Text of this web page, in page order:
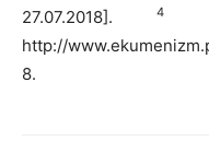
27.07.2018].4
http://
8.